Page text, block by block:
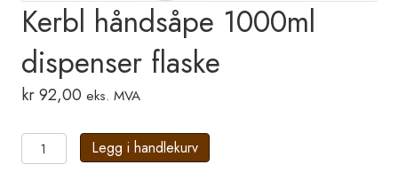
Kerbl håndsåpe 1000ml
dispenser flaske
kr92,00 eks. MVA
Kerbl
håndsåpe
Legg i handlekurv